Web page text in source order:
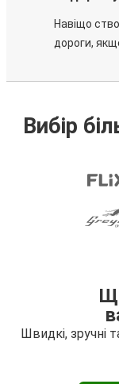
Навіщо
дороги,
Вибір
Швидкі, зручні